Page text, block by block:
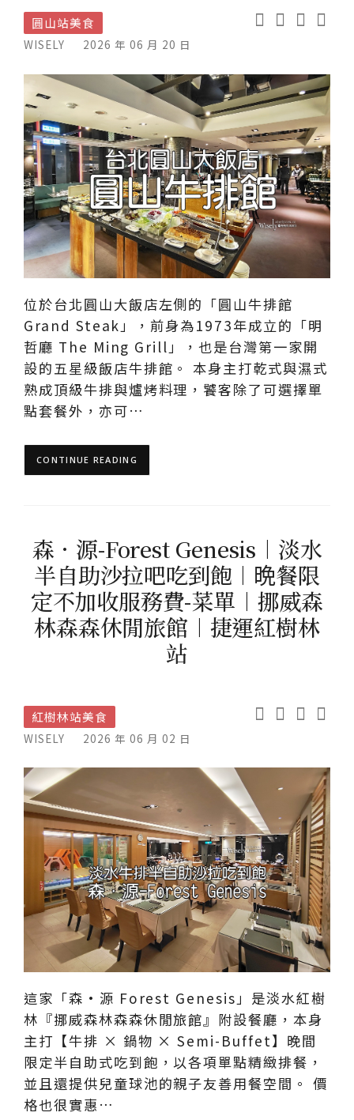
圓山站美食
WISELY 2026 年 06 月 20 日
位於台北圓山大飯店左側的「圓山牛排館
Grand Steak」，前身為1973年成立的「明
哲廳 The Ming Grill」，也是台灣第一家開
設的五星級飯店牛排館。 本身主打乾式與濕式
熟成頂級牛排與爐烤料理，饕客除了可選擇單
點套餐外，亦可…
CONTINUE READING
森•源-Forest Genesis︱淡水
半自助沙拉吧吃到飽︱晩餐限
定不加收服務費-菜單︱挪威森
林森森休閒旅館︱捷運紅樹林
站
紅樹林站美食
WISELY 2026 年 06 月 02 日
這家「森•源 Forest Genesis」是淡水紅樹
林『挪威森林森森休閒旅館』附設餐廳，本身
主打【牛排 × 鍋物 × Semi-Buffet】晚間
限定半自助式吃到飽，以各項單點精緻排餐，
並且還提供兒童球池的親子友善用餐空間。 價
格也很實惠…